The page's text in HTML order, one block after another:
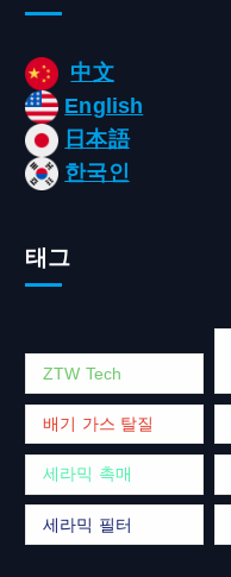
中文
English
日本語
한국인
태그
ZTW Tech
배기 가스 탈질
세라믹 촉매
세라믹 필터